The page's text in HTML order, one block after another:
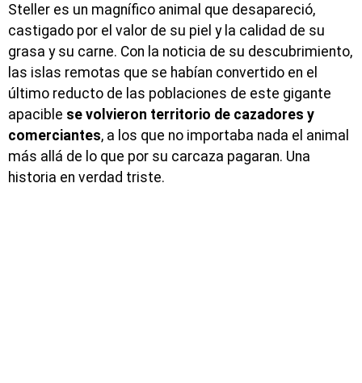
Steller es un magnífico animal que desapareció,
castigado por el valor de su piel y la calidad de su
grasa y su carne. Con la noticia de su descubrimiento,
las islas remotas que se habían convertido en el
último reducto de las poblaciones de este gigante
apacible se volvieron territorio de cazadores y
comerciantes, a los que no importaba nada el animal
más allá de lo que por su carcaza pagaran. Una
historia en verdad triste.